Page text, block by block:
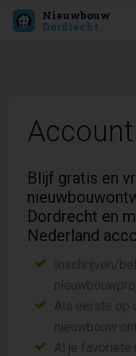
Nieuwbouw
Dordrecht
Blijf gratis en
Dordrecht en
Nederland
Inschrijven/
Als eerste op
nieuwbouw
Al je favoriete